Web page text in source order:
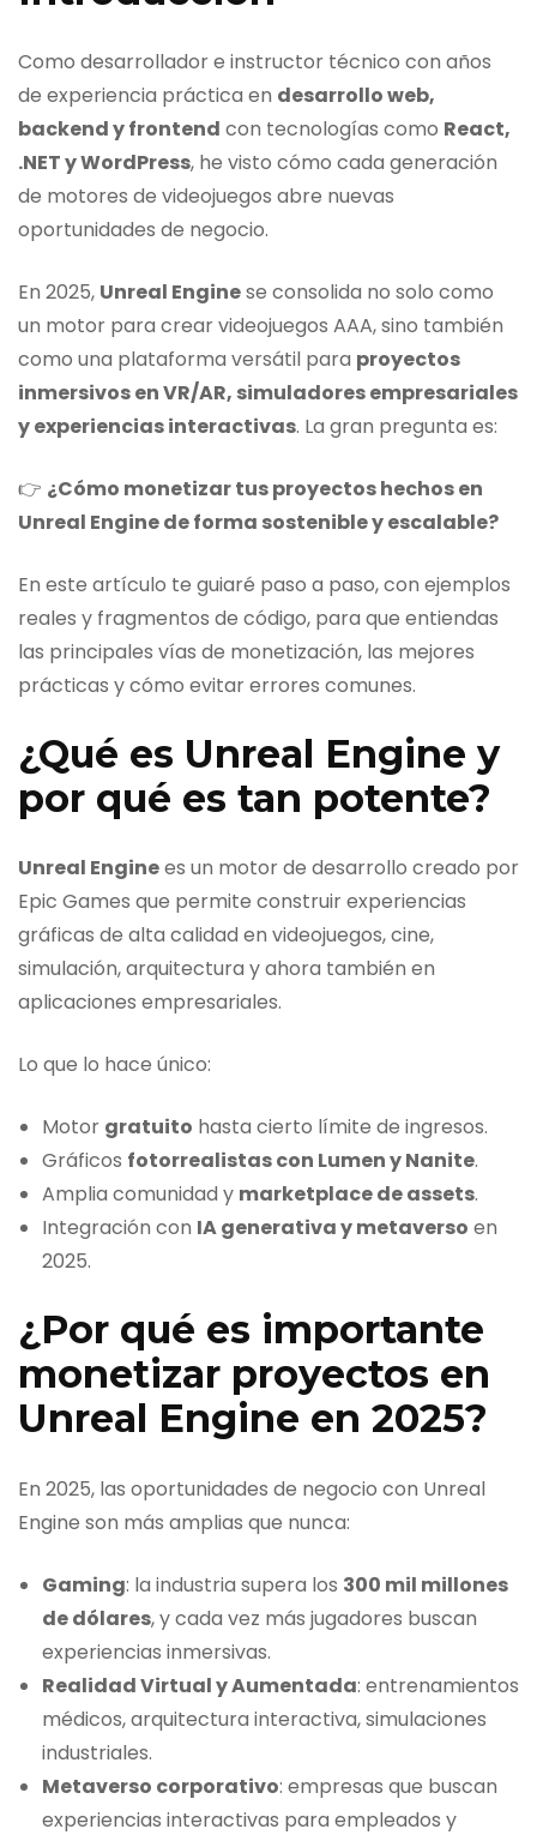
Como desarrollador e instructor técnico con años
de experiencia práctica en desarrollo web,
backend y frontend con tecnologías como React,
.NET y WordPress, he visto cómo cada generación
de motores de videojuegos abre nuevas
oportunidades de negocio.
En 2025, Unreal Enginese consolida no solo como
un motor para crear videojuegos AAA, sino también
como una plataforma versátil para proyectos
inmersivos en VR/AR, simuladores empresariales
y experiencias interactivas. La gran pregunta es:
👉 ¿Cómo monetizar tus proyectos hechos en
Unreal Engine de forma sostenible y escalable?
En este artículo te guiaré paso a paso, con ejemplos
reales y fragmentos de código, para que entiendas
las principales vías de monetización, las mejores
prácticas y cómo evitar errores comunes.
¿Qué es Unreal Engine y
por qué es tan potente?
Unreal Enginees un motor de desarrollo creado por
Epic Games que permite construir experiencias
gráficas de alta calidad en videojuegos, cine,
simulación, arquitectura y ahora también en
aplicaciones empresariales.
Lo que lo hace único:
Motor gratuito hasta cierto límite de ingresos.
Gráficos fotorrealistas con Lumen y Nanite.
Amplia comunidad y marketplace de assets.
Integración con IA generativa y metaverso en
2025.
¿Por qué es importante
monetizar proyectos en
Unreal Engine en 2025?
En 2025, las oportunidades de negocio con Unreal
Engine son más amplias que nunca:
Gaming: la industria supera los 300 mil millones
de dólares, y cada vez más jugadores buscan
experiencias inmersivas.
Realidad Virtual y Aumentada: entrenamientos
médicos, arquitectura interactiva, simulaciones
industriales.
Metaverso corporativo: empresas que buscan
experiencias interactivas para empleados y